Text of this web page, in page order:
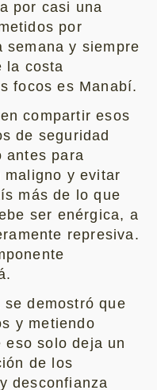
por casi una
por
semana y siempre
la costa
focos es Manabí.
compartir esos
de seguridad
antes para
maligno y evitar
más de lo que
ser enérgica, a
represiva.
demostró que
y metiendo
solo deja un
de los
desconfianza